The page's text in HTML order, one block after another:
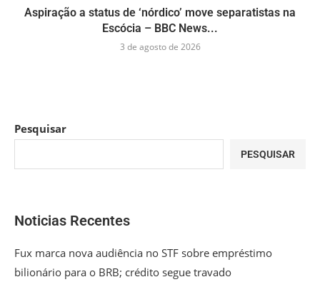
Aspiração a status de ‘nórdico’ move separatistas na
Escócia – BBC News...
3 de agosto de 2026
Pesquisar
PESQUISAR
Noticias Recentes
Fux marca nova audiência no STF sobre empréstimo
bilionário para o BRB; crédito segue travado